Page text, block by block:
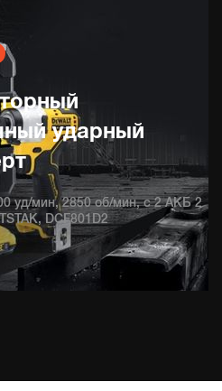
ударный
уд/мин, 2850 об/мин, c 2 АКБ 2
DCF801D2